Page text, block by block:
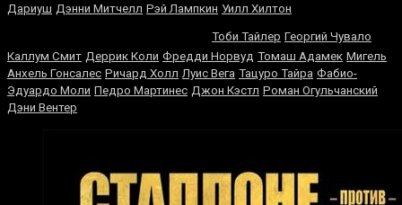
Дариуш Дэнни Митчелл Рэй Лампкин Уилл Хилтон
Тоби Тайлер Георгий Чувало
Каллум Смит Деррик Коли Фредди Норвуд Томаш Адамек Мигель
Анхель Гонсалес Ричард Холл Луис Вега Тацуро Тайра Фабио-
Эдуардо Моли Педро Мартинес Джон Кэстл Роман Огульчанский
Дэни Вентер